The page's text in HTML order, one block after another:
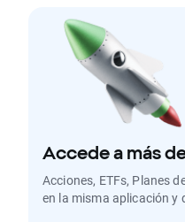
Accede a más
Acciones, ETFs, Planes
en la misma aplicación y